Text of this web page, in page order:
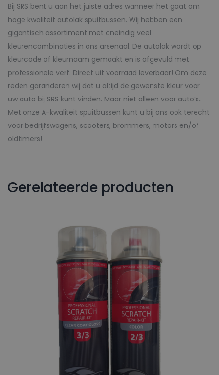
Bij SRS bent u aan het juiste adres wanneer het gaat om
hoge kwaliteit autolak spuitbussen. Wij hebben een
gigantisch assortiment met oneindig veel
kleurencombinaties in ons arsenaal. De autolak wordt op
kleurcode of kleurnaam gemaakt en is afgevuld met
professionele verf. Direct uit voorraad leverbaar! Om deze
reden garanderen wij dat u altijd de gewenste kleur voor
uw auto bij SRS kunt vinden. Maar niet alleen voor auto’s..
Met onze A-kwaliteit spuitbussen kunt u bij ons ook terecht
voor bedrijfswagens, scooters, brommers, motors en/of
oldtimers!
Gerelateerde producten